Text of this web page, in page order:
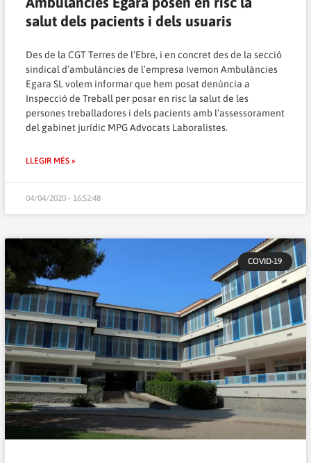
salut dels pacients i dels usuaris
Des de la CGT Terres de l’Ebre, i en concret des de la secció
sindical d’ambulàncies de l’empresa Ivemon Ambulàncies
Egara SL volem informar que hem posat denúncia a
Inspecció de Treball per posar en risc la salut de les
persones treballadores i dels pacients amb l’assessorament
del gabinet jurídic MPG Advocats Laboralistes.
LLEGIR MÉS »
04/04/2020 - 16:52:48
COVID-19